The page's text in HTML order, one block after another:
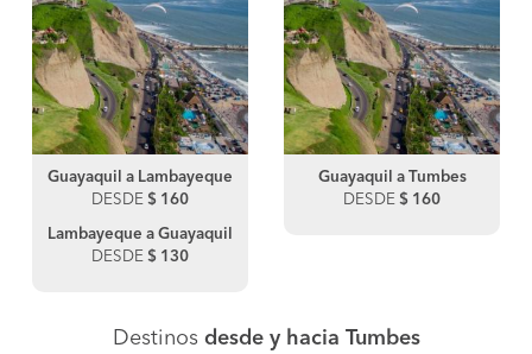
Guayaquil a Lambayeque
DESDE $ 160
Lambayeque a Guayaquil
DESDE $ 130
Guayaquil a Tumbes
DESDE $ 160
Destinos desde y hacia Tumbes